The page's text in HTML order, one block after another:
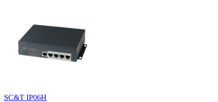
SC&T IP06H